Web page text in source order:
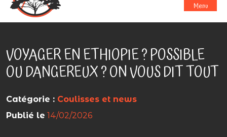
Menu
VOYAGER EN ETHIOPIE ? POSSIBLE
OU DANGEREUX ? ON VOUS DIT TOUT
Catégorie : Coulisses et news
Publié le 14/02/2026